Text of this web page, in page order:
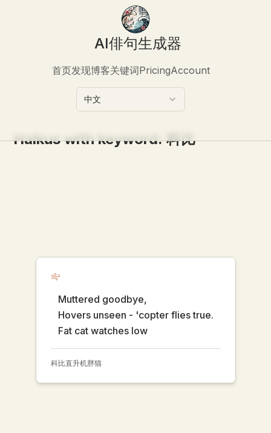
AI俳句生成器
首页发现博客关键词PricingAccount
中文
Haikus with keyword:科比
Muttered goodbye,
Hovers unseen - 'copter flies true.
Fat cat watches low
科比直升机胖猫